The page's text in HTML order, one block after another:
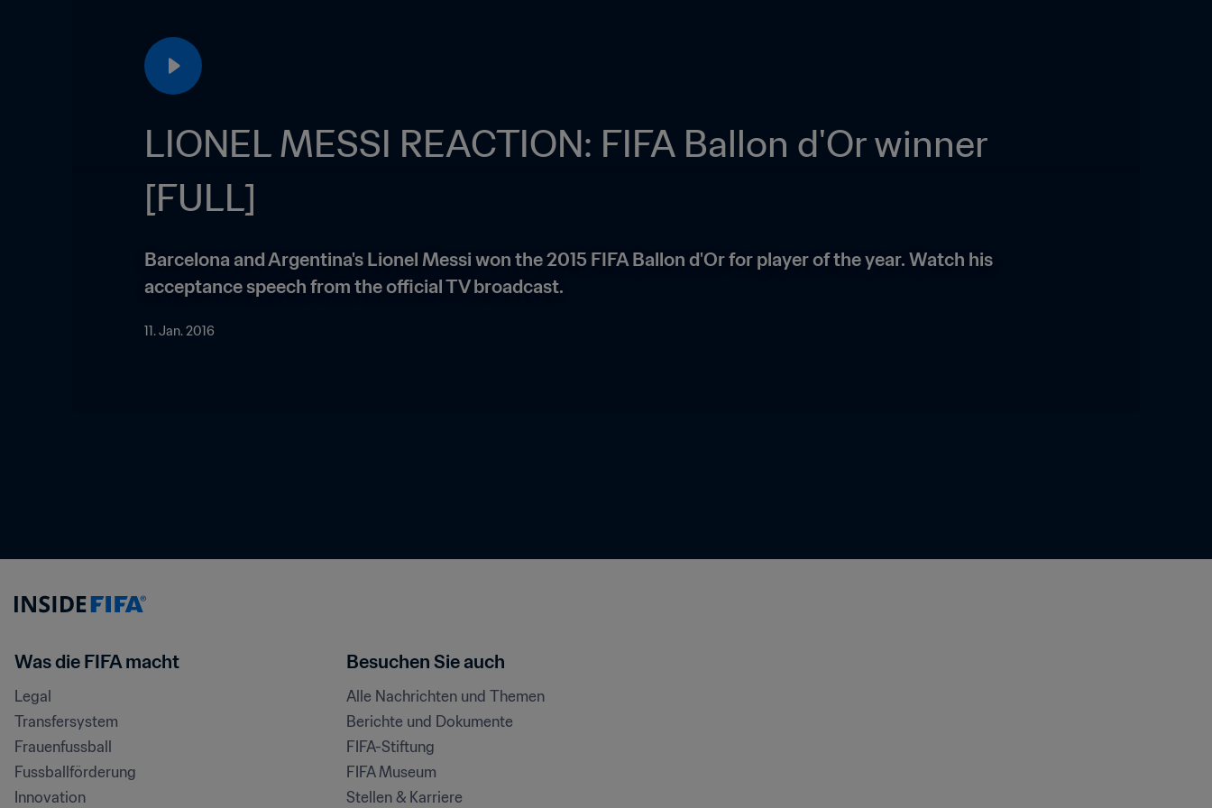
LIONEL MESSI REACTION: FIFA Ballon d'Or winner
[FULL]
Barcelona and Argentina's Lionel Messi won the 2015 FIFA Ballon d'Or for player of the year. Watch his
acceptance speech from the official TV broadcast.
11. Jan. 2016
Was die FIFA macht
Legal
Transfersystem
Frauenfussball
Fussballförderung
Innovation
Besuchen Sie auch
Alle Nachrichten und Themen
Berichte und Dokumente
FIFA-Stiftung
FIFA Museum
Stellen & Karriere